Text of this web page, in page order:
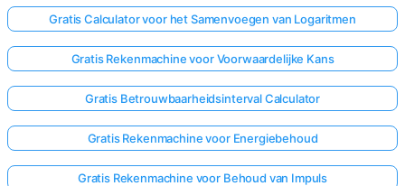
Gratis Calculator voor het Samenvoegen van Logaritmen
Gratis Rekenmachine voor Voorwaardelijke Kans
Gratis Betrouwbaarheidsinterval Calculator
Gratis Rekenmachine voor Energiebehoud
Gratis Rekenmachine voor Behoud van Impuls